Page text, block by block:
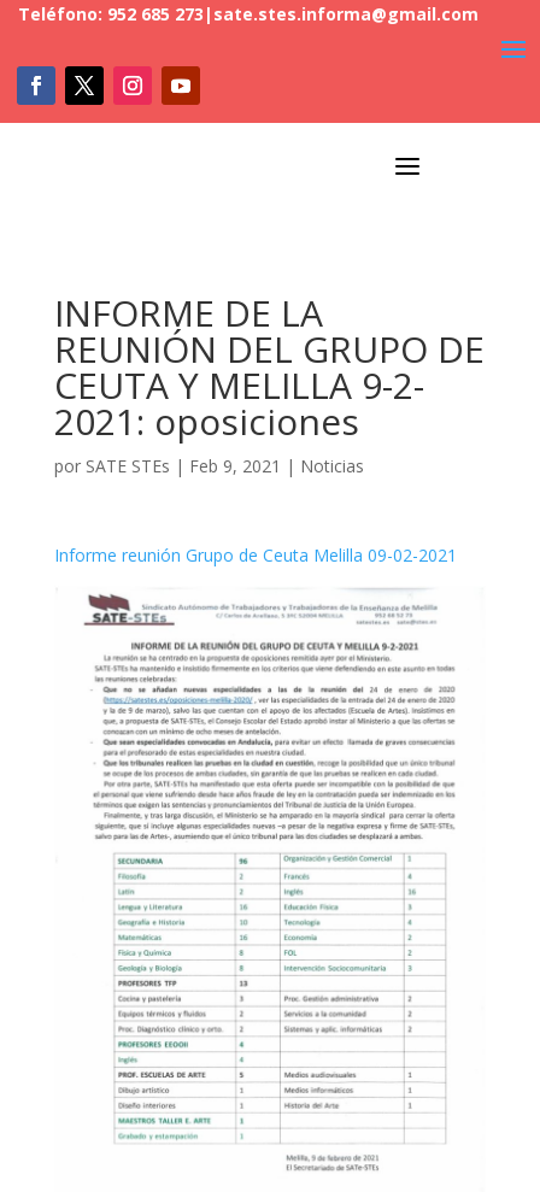
Teléfono: 952 685 273 | sate.stes.informa@gmail.com
a
INFORME DE LA
REUNIÓN DEL GRUPO DE
CEUTA Y MELILLA 9-2-
2021: oposiciones
por SATE STEs | Feb 9, 2021 | Noticias
Informe reunión Grupo de Ceuta Melilla 09-02-2021